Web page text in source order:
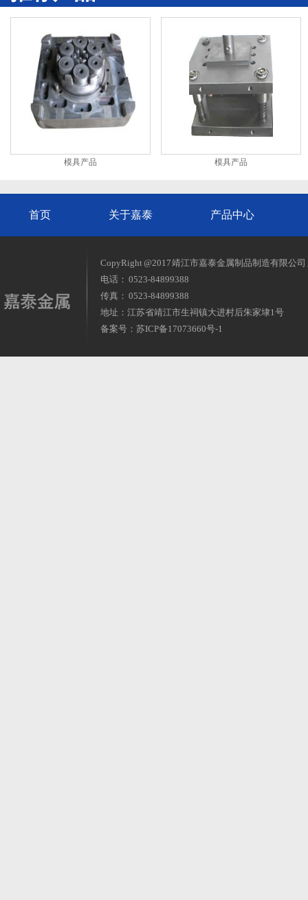
模具产品 模具产品
首页 关于嘉泰 产品中心
CopyRight @2017 靖江市嘉泰金属制品制造有限公司
电话： 0523-84899388
传真： 0523-84899388
地址：江苏省靖江市生祠镇大进村后朱家埭1号
备案号： 苏ICP备17073660号-1